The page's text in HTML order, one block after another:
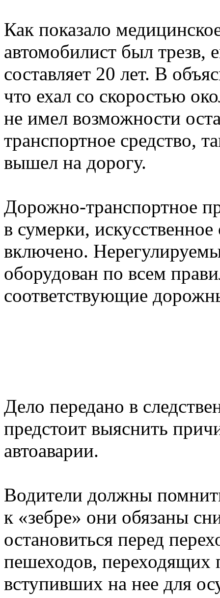
Как показало
автомобилист был трезв,
составляет 20 лет. В
что ехал со скоростью
не имел возможности
транспортное средство,
вышел на дорогу.
Дорожно-транспортное
в сумерки,
включено.
оборудован по всем
соответствующие
Дело передано в
предстоит выяснить
автоаварии.
Водители должны
к «зебре» они обязаны
остановиться перед
пешеходов, переходящих
вступивших на нее для